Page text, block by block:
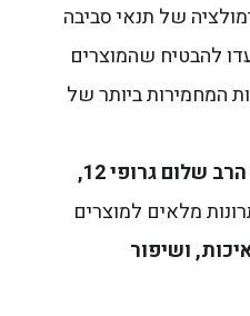
של תנאי סביבה
להבטיח שהמוצרים
המחמירות ביותר של
הרב שלום גרופי 12,
מלאים למוצרים
ושיפור